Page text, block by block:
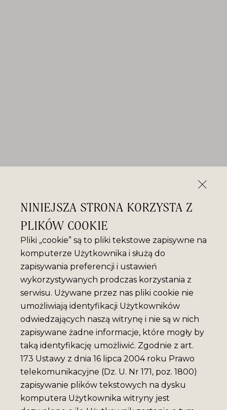
NINIEJSZA STRONA KORZYSTA Z
PLIKÓW COOKIE
Pliki „cookie” są to pliki tekstowe zapisywne na
komputerze Użytkownika i służą do
zapisywania preferencji i ustawień
wykorzystywanych prodczas korzystania z
serwisu. Używane przez nas pliki cookie nie
umożliwiają identyfikacji Użytkowników
odwiedzających naszą witrynę i nie są w nich
zapisywane żadne informacje, które mogły by
taką identyfikację umożliwić. Zgodnie z art.
173 Ustawy z dnia 16 lipca 2004 roku Prawo
telekomunikacyjne (Dz. U. Nr 171, poz. 1800)
zapisywanie plików tekstowych na dysku
komputera Użytkownika witryny jest